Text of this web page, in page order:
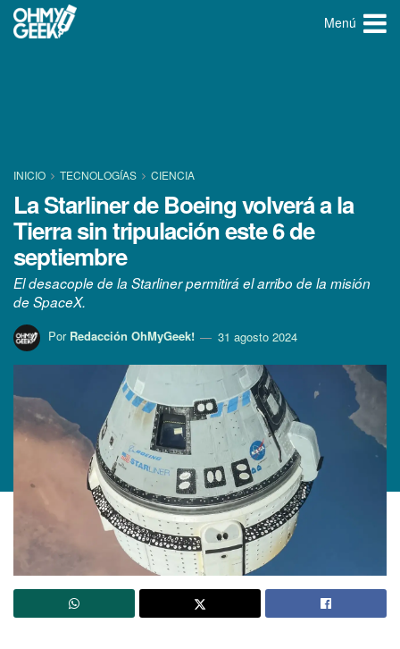
Menú
INICIO TECNOLOGÍ­AS CIENCIA
La Starliner de Boeing volverá a la
Tierra sin tripulación este 6 de
septiembre
El desacople de la Starliner permitirá el arribo de la misión
de SpaceX.
Por Redacción OhMyGeek! 31 agosto 2024